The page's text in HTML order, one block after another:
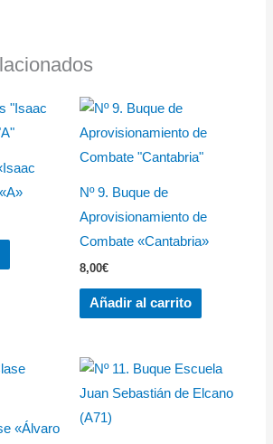
Nº 9. Buque de
Aprovisionamiento de
Combate «Cantabria»
8,00€
Añadir al carrito
«Álvaro